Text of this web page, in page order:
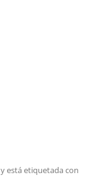
y está etiquetada con